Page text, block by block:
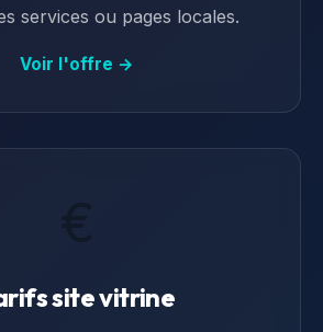
services ou pages locales.
Voir l'offre →
site vitrine